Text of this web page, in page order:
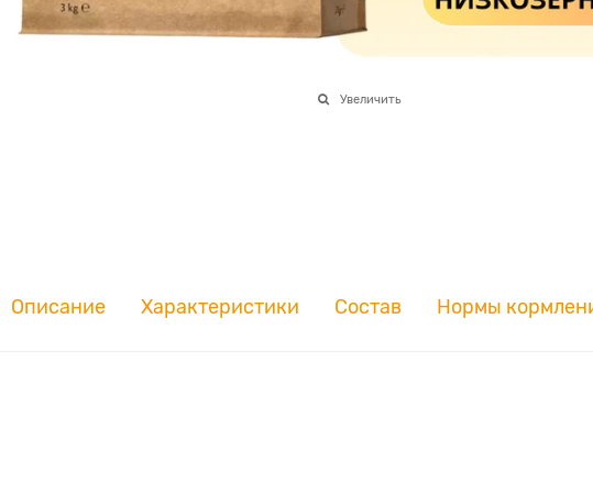
Увеличить
Описание Характеристики Состав Нормы